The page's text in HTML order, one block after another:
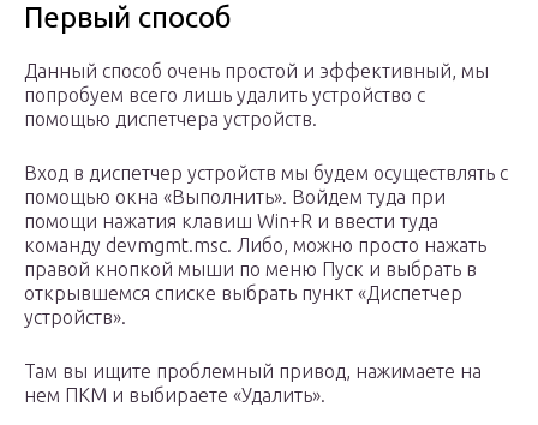
Первый способ
Данный способ очень простой и эффективный, мы
попробуем всего лишь удалить устройство с
помощью диспетчера устройств.
Вход в диспетчер устройств мы будем осуществлять с
помощью окна «Выполнить». Войдем туда при
помощи нажатия клавиш Win+R и ввести туда
команду devmgmt.msc. Либо, можно просто нажать
правой кнопкой мыши по меню Пуск и выбрать в
открывшемся списке выбрать пункт «Диспетчер
устройств».
Там вы ищите проблемный привод, нажимаете на
нем ПКМ и выбираете «Удалить».